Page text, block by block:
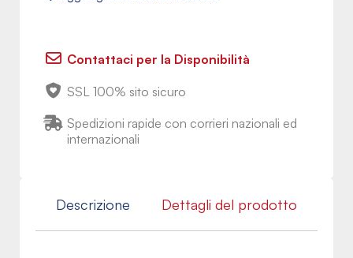
Contattaci per la Disponibilità
SSL 100% sito sicuro
Spedizioni rapide con corrieri nazionali ed
internazionali
Descrizione Dettagli del prodotto